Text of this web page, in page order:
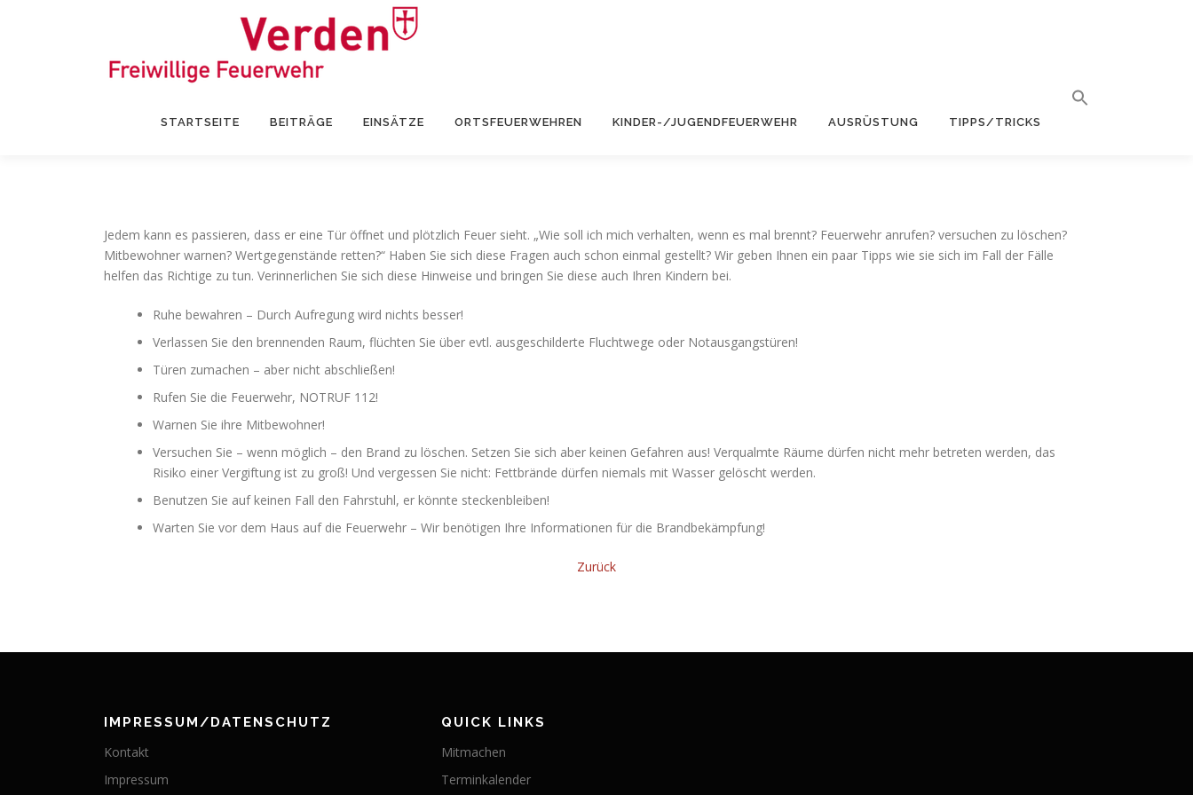
STARTSEITE BEITRÄGE EINSÄTZE ORTSFEUERWEHREN KINDER-/JUGENDFEUERWEHR AUSRÜSTUNG TIPPS/TRICKS
Jedem kann es passieren, dass er eine Tür öffnet und plötzlich Feuer sieht. „Wie soll ich mich verhalten, wenn es mal brennt? Feuerwehr anrufen? versuchen zu löschen?
Mitbewohner warnen? Wertgegenstände retten?“ Haben Sie sich diese Fragen auch schon einmal gestellt? Wir geben Ihnen ein paar Tipps wie sie sich im Fall der Fälle
helfen das Richtige zu tun. Verinnerlichen Sie sich diese Hinweise und bringen Sie diese auch Ihren Kindern bei.
Ruhe bewahren – Durch Aufregung wird nichts besser!
Verlassen Sie den brennenden Raum, flüchten Sie über evtl. ausgeschilderte Fluchtwege oder Notausgangstüren!
Türen zumachen – aber nicht abschließen!
Rufen Sie die Feuerwehr, NOTRUF 112!
Warnen Sie ihre Mitbewohner!
Versuchen Sie – wenn möglich – den Brand zu löschen. Setzen Sie sich aber keinen Gefahren aus! Verqualmte Räume dürfen nicht mehr betreten werden, das
Risiko einer Vergiftung ist zu groß! Und vergessen Sie nicht: Fettbrände dürfen niemals mit Wasser gelöscht werden.
Benutzen Sie auf keinen Fall den Fahrstuhl, er könnte steckenbleiben!
Warten Sie vor dem Haus auf die Feuerwehr – Wir benötigen Ihre Informationen für die Brandbekämpfung!
Zurück
IMPRESSUM/DATENSCHUTZ
Kontakt
Impressum
QUICK LINKS
Mitmachen
Terminkalender